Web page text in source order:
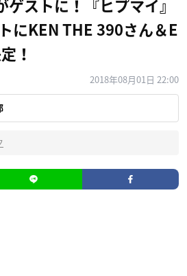
ゲストに！『ヒプマイ』
にKEN THE 390さん＆E
！
2018年08月01日 22:00